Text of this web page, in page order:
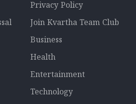
Privacy Policy
Join Kvartha Team Club
Business
Health
Entertainment
Technology